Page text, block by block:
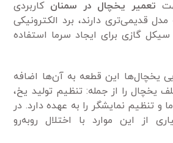
تعمیر یخچال در سمنانکاربردی
قدیمی‌تری دارند، برد الکترونیکی
گازی برای ایجاد سرما استفاده
یخچال‌ها این قطعه به آن‌ها اضافه
یخچال را از جمله: تنظیم تولید یخ،
و تنظیم نمایشگر را به عهده دارد. در
از این موارد با اختلال روبه‌رو